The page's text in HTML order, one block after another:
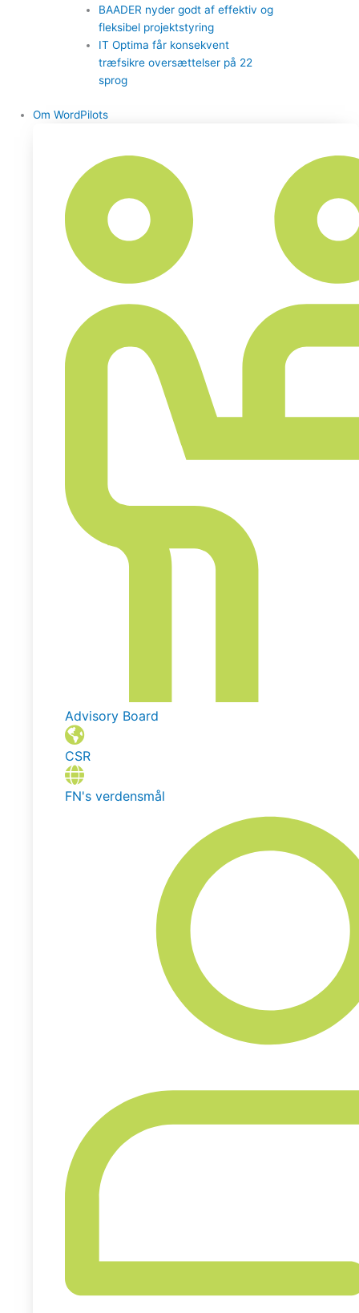
BAADER nyder godt af effektiv og
fleksibel projektstyring
IT Optima får konsekvent
træfsikre oversættelser på 22
sprog
Om WordPilots
Advisory Board
CSR
FN's verdensmål